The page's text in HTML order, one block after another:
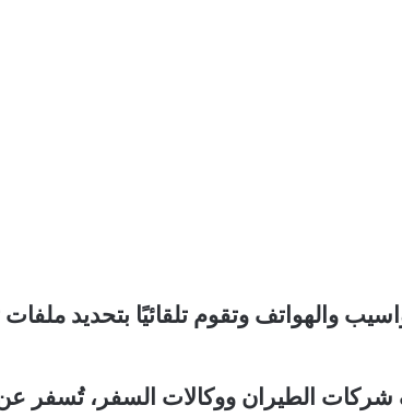
والهواتف وتقوم تلقائيًا بتحديد
الطيران ووكالات السفر، تُسفر عن